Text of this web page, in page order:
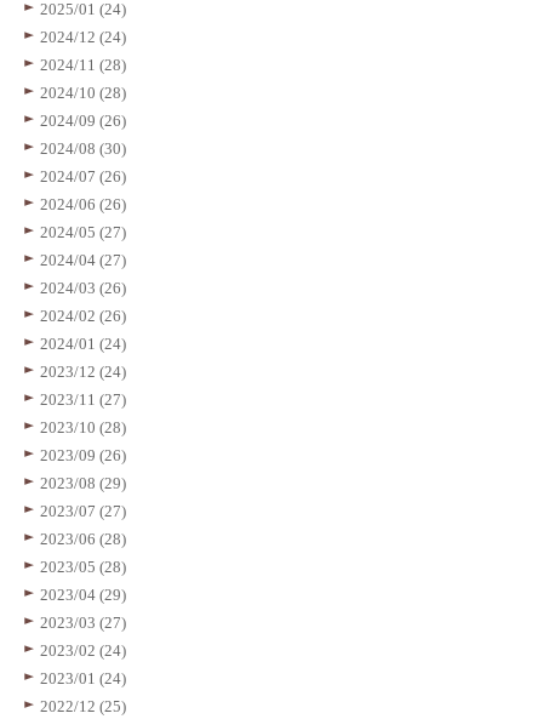
2025/01 (24)
2024/12 (24)
2024/11 (28)
2024/10 (28)
2024/09 (26)
2024/08 (30)
2024/07 (26)
2024/06 (26)
2024/05 (27)
2024/04 (27)
2024/03 (26)
2024/02 (26)
2024/01 (24)
2023/12 (24)
2023/11 (27)
2023/10 (28)
2023/09 (26)
2023/08 (29)
2023/07 (27)
2023/06 (28)
2023/05 (28)
2023/04 (29)
2023/03 (27)
2023/02 (24)
2023/01 (24)
2022/12 (25)